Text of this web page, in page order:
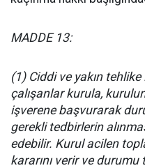
MADDE 13:
(1) Ciddi ve yakın
çalışanlar kurula,
işverene başvurarak
gerekli tedbirlerin
edebilir. Kurul acilen
kararını verir ve